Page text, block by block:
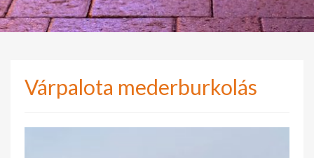
Várpalota mederburkolás